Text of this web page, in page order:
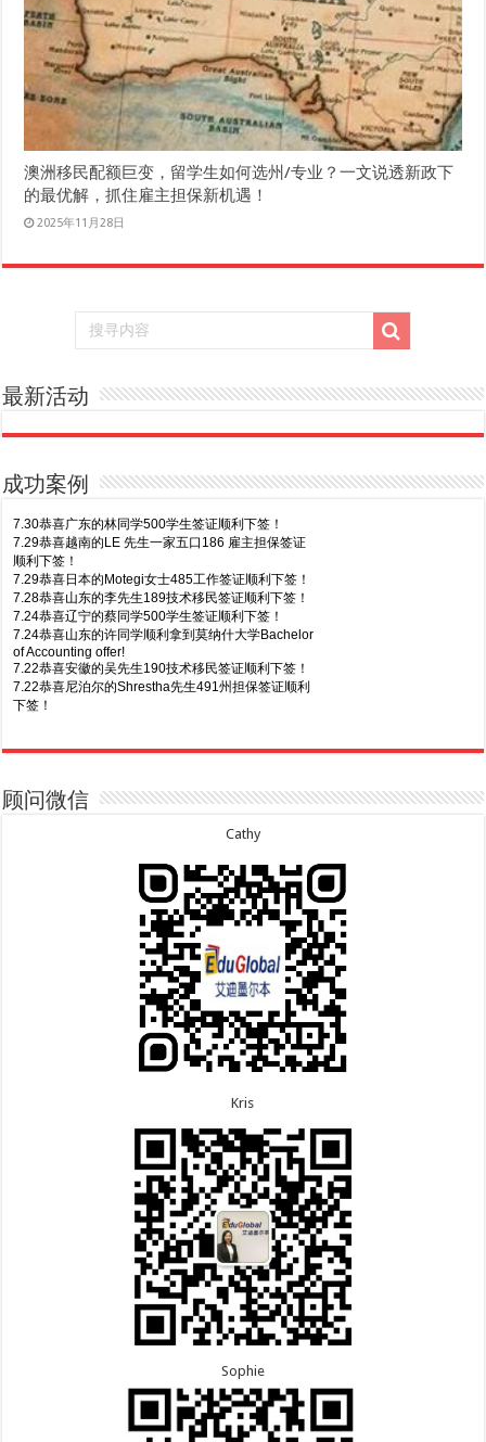
澳洲移民配额巨变，留学生如何选州/专业？一文说透新政下
的最优解，抓住雇主担保新机遇！
2025年11月28日
最新活动
成功案例
Business offer！
8.6恭喜江苏的谢先生600旅游签证顺利下签，三年多
8.5恭喜江苏的杨女士190技术移民签证顺利下签！
8.3恭喜黑龙江的刘女士864父母签证顺利下签！
8.3恭喜天津的陈同学和妈妈590+500学生签证顺利
7.30恭喜广东的林同学500学生签证顺利下签！
7.29恭喜越南的LE 先生一家五口186 雇主担保签证
顺利下签！
7.29恭喜日本的Motegi女士485工作签证顺利下签！
7.28恭喜山东的李先生189技术移民签证顺利下签！
7.24恭喜辽宁的蔡同学500学生签证顺利下签！
7.24恭喜山东的许同学顺利拿到莫纳什大学Bachelor
of Accounting offer!
7.22恭喜安徽的吴先生190技术移民签证顺利下签！
7.22恭喜尼泊尔的Shrestha先生491州担保签证顺利
下签！
签！
7.15恭喜江苏的曹同学500学生签证顺利下签！
7.13恭喜广东的邓同学500学生签证顺利下签！
7.9恭喜广东的喻同学500学生签证顺利下签！
7.8恭喜黑龙江的刘女士600旅游签证顺利下签，三年
7.7恭喜北京的王先生和孩子600旅游签证顺利下签，
顾问微信
Cathy
Kris
Sophie